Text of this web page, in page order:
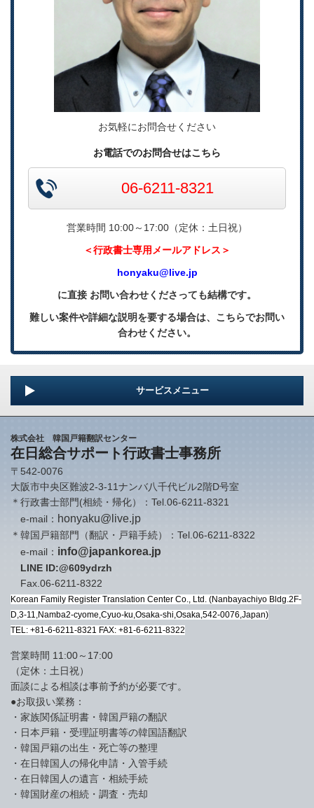
お気軽にお問合せください
お電話でのお問合せはこちら
06-6211-8321
営業時間 10:00～17:00（定休：土日祝）
＜行政書士専用メールアドレス＞
honyaku@live.jp
に直接 お問い合わせくださっても結構です。
難しい案件や詳細な説明を要する場合は、こちらでお問い
合わせください。
サービスメニュー
株式会社 韓国戸籍翻訳センター
在日総合サポート行政書士事務所
〒542-0076
大阪市中央区難波2-3-11ナンバ八千代ビル2階D号室
＊行政書士部門(相続・帰化）：Tel.06-6211-8321
e-mail： honyaku@live.jp
＊韓国戸籍部門（翻訳・戸籍手続）：Tel.06-6211-8322
e-mail： info@japankorea.jp
LINE ID:@609ydrzh
Fax.06-6211-8322
Korean Family Register Translation Center Co., Ltd. (Nanbayachiyo Bldg.2F-
D,3-11,Namba2-cyome,Cyuo-ku,Osaka-shi,Osaka,542-0076,Japan)
TEL: +81-6-6211-8321 FAX: +81-6-6211-8322
営業時間 11:00～17:00
（定休：土日祝）
面談による相談は事前予約が必要です。
●お取扱い業務：
・家族関係証明書・韓国戸籍の翻訳
・日本戸籍・受理証明書等の韓国語翻訳
・韓国戸籍の出生・死亡等の整理
・在日韓国人の帰化申請・入管手続
・在日韓国人の遺言・相続手続
・韓国財産の相続・調査・売却